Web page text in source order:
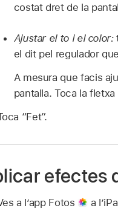
costat dret de la
Ajustar el to i el color:
el dit pel regulador
A mesura que facis
pantalla. Toca la
“Fet”.
efectes
a l’app Fotos
a